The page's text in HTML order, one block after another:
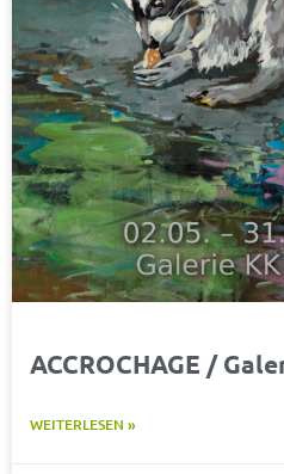
ACCROCHAGE /
WEITERLESEN »